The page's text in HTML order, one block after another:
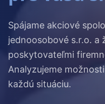
Spájame akciové
jednoosobové s.r.o. a
poskytovateľmi
Analyzujeme
každú situáciu.